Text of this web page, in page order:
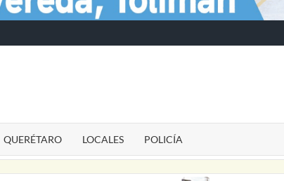
QUERÉTARO LOCALES POLICÍA